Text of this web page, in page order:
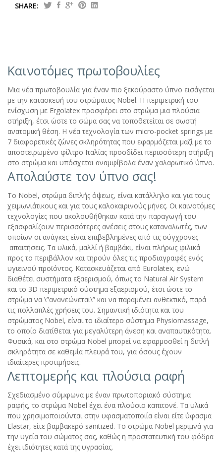
SHARE:
Καινοτόμες πρωτοβουλίες
Μια νέα πρωτοβουλία για έναν πιο ξεκούραστο ύπνο εισάγεται
με την κατασκευή του στρώματος Nobel. Η περιμετρική του
ενίσχυση με Ergolatex προσφέρει στο στρώμα μια πλούσια
στήριξη, έτσι ώστε το σώμα σας να τοποθετείται σε σωστή
ανατομική θέση. Η νέα τεχνολογία των micro-pocket springs με
7 διαφορετικές ζώνες σκληρότητας που εφαρμόζεται μαζί με το
αποστειρωμένο φίλτρο Ιταλίας προσδίδει περισσότερη στήριξη
στο στρώμα και υπόσχεται αναμφίβολα έναν χαλαρωτικό ύπνο.
Απολαύστε τον ύπνο σας!
Το Nobel, στρώμα διπλής όψεως, είναι κατάλληλο και για τους
χειμωνιάτικους και για τους καλοκαιρινούς μήνες. Οι καινοτόμες
τεχνολογίες που ακολουθήθηκαν κατά την παραγωγή του
εξασφαλίζουν περισσότερες ανέσεις στους καταναλωτές, των
οποίων οι ανάγκες είναι επιβεβλημένες από τις σύγχρονες
απαιτήσεις. Τα υλικά, μαλλί ή βαμβάκι, είναι πλήρως φιλικά
προς το περιβάλλον και τηρούν όλες τις προδιαγραφές ενός
υγιεινού προϊόντος. Κατασκευάζεται από Eurolatex, ενώ
διαθέτει συστήματα εξαερισμού, όπως το Natural Air System
και το 3D περιμετρικό σύστημα εξαερισμού, έτσι ώστε το
στρώμα να \”ανανεώνεται\” και να παραμένει ανθεκτικό, παρά
τις πολλαπλές χρήσεις του. Σημαντική ιδιότητα και του
στρώματος Nobel, είναι το ιδιαίτερο σύστημα Physiomassage,
το οποίο διατίθεται για μεγαλύτερη άνεση και αναπαυτικότητα.
Φυσικά, και στο στρώμα Nobel μπορεί να εφαρμοσθεί η διπλή
σκληρότητα σε καθεμία πλευρά του, για όσους έχουν
ιδιαίτερες προτιμήσεις.
Λεπτομερής και πλούσια ραφή
Σχεδιασμένο σύμφωνα με έναν πρωτοποριακό σύστημα
ραφής, το στρώμα Nobel έχει ένα πλούσιο καπιτονέ. Τα υλικά
που χρησιμοποιούνται στην υφασματοποιία είναι είτε ύφασμα
Elastar, είτε βαμβακερό sanitized. Το στρώμα Nobel μεριμνά για
την υγεία του σώματος σας, καθώς η προστατευτική του φόδρα
έχει ιδιότητες κατά της υγρασίας.